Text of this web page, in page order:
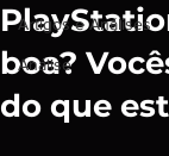
Artigos e Análises
Análise
boa?
do que